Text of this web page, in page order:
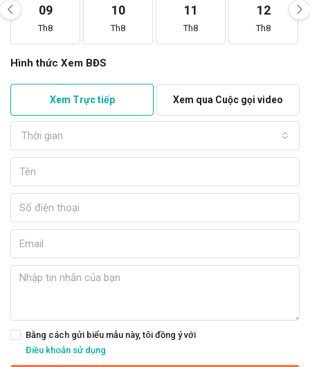
09
Th8
10
Th8
11
Th8
12
Th8
Hình thức Xem BĐS
Xem Trực tiếp Xem qua Cuộc gọi video
Thời gian
Bằng cách gửi biểu mẫu này, tôi đồng ý với
Điều khoản sử dụng